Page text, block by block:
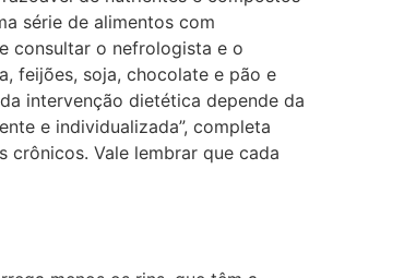
série de alimentos com
consultar o nefrologista e o
feijões, soja, chocolate e pão e
intervenção dietética depende da
e individualizada”, completa
crônicos. Vale lembrar que cada